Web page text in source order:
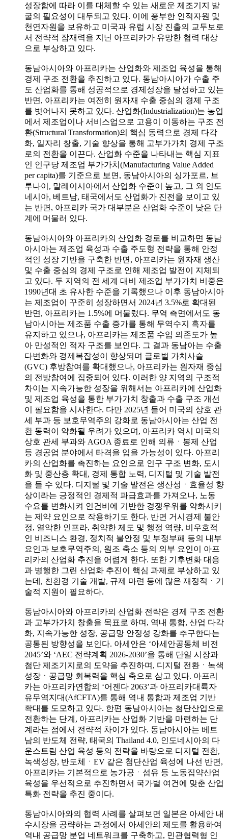
성장함에 따라 이를 대체할 수 있는 새로운 제조기지 발
굴의 필요성이 대두되고 있다. 이에 풍부한 인적자원 및
천연자원을 보유하고 미국과 유럽 시장 진출의 교두보로
서 전략적 잠재력을 지닌 아프리카가 유망한 협력 대상
으로 부상하고 있다.
동남아시아와 아프리카는 산업화와 제조업 육성을 통해
경제 구조 전환을 추진하고 있다. 동남아시아가 수출 주
도 산업화를 통해 성공적으로 경제성장을 달성하고 있는
반면, 아프리카는 여전히 원자재 수출 중심의 경제 구조
를 벗어나지 못하고 있다. 산업화(Industrialization)는 농업
에서 제조업이나 서비스업으로 고용이 이동하는 구조 전
환(Structural Transformation)의 핵심 동력으로 경제 다각
화, 일자리 창출, 기술 향상을 통해 고부가가치 경제 구조
로의 전환을 이끈다. 산업화 수준을 나타내는 핵심 지표
인 인구당 제조업 부가가치(Manufacturing Value Added
per capita)를 기준으로 보면, 동남아시아의 싱가포르, 브
루나이, 말레이시아에서 산업화 수준이 높고, 그 외 인도
네시아, 베트남, 태국에서도 산업화가 진전을 보이고 있
는 반면, 아프리카 국가 대부분은 산업화 수준이 낮은 단
계에 머물러 있다.
동남아시아와 아프리카의 산업화 경로를 비교하면 동남
아시아는 제조업 육성과 수출 주도형 전략을 통해 안정
적인 성장 기반을 구축한 반면, 아프리카는 원자재 생산
및 수출 중심의 경제 구조로 인해 제조업 발전이 지체되
고 있다. 두 지역의 전 세계 대비 제조업 부가가치 비중은
1990년대 초 유사한 수준을 기록했으나 이후 동남아시아
는 제조업이 꾸준히 성장하면서 2024년 3.5%로 확대된
반면, 아프리카는 1.5%에 머물렀다. 무역 측면에서도 동
남아시아는 제조품 수출 증가를 통해 무역수지 흑자를
유지하고 있으나, 아프리카는 제조품 수입 의존도가 높
아 만성적인 적자 구조를 보인다. 그 결과 동남아는 수출
다변화와 경제복잡성이 향상되며 글로벌 가치사슬
(GVC) 후방참여를 확대했으나, 아프리카는 원자재 중심
의 전방참여에 집중되어 있다. 이러한 양 지역의 구조적
차이는 지속가능한 성장을 위해서는 아프리카에 산업화
및 제조업 육성을 통한 부가가치 창출과 수출 구조 개선
이 필요함을 시사한다. 다만 2025년 들어 미국의 상호 관
세 부과 등 보호무역주의 강화로 동남아시아는 산업 전
환 동력이 약화될 우려가 있으며, 아프리카 역시 미국의
상호 관세 부과와 AGOA 종료로 인해 의류ㆍ봉제 산업
등 경공업 분야에서 타격을 입을 가능성이 있다. 아프리
카의 산업화를 촉진하는 요인으로 인구 구조 변화, 도시
화 및 중산층 확대, 경제 통합 노력, 디지털 및 기술 발전
을 들 수 있다. 디지털 및 기술 발전은 생산성ㆍ효율성 향
상이라는 긍정적인 경제적 파급효과를 가져오나, 노동
수요를 변화시켜 인건비에 기반한 경쟁우위를 약화시키
는 제약 요인으로 작용하기도 한다. 반면 거시경제 불안
정, 열악한 인프라, 취약한 제도 및 행정 역량, 비우호적
인 비즈니스 환경, 정치적 불안정 및 부정부패 등의 내부
요인과 보호무역주의, 원조 축소 등의 외부 요인이 아프
리카의 산업화 추진을 어렵게 한다. 또한 기후변화 대응
과 병행한 그린 산업화 추진이 핵심 과제로 부상하고 있
는데, 친환경 기술 개발, 규제 마련 등에 많은 재정적ㆍ기
술적 지원이 필요하다.
동남아시아와 아프리카의 산업화 전략은 경제 구조 전환
과 고부가가치 창출을 목표로 하며, 역내 통합, 산업 다각
화, 지속가능한 성장, 공급망 안정성 강화를 추구한다는
공통된 방향성을 보인다. 아세안은 ‘아세안공동체 비전
2045’와 ‘AEC 전략계획 2026-2030’을 통해 단일 시장과
첨단 제조기지로의 도약을 추진하며, 디지털 전환ㆍ녹색
성장ㆍ공급망 회복력을 핵심 축으로 삼고 있다. 아프리
카는 아프리카연합의 ‘어젠다 2063’과 아프리카대륙자
유무역지대(AfCFTA)를 통해 역내 통합과 제조업 기반
확대를 도모하고 있다. 한편 동남아시아는 첨단산업으로
전환하는 단계, 아프리카는 산업화 기반을 마련하는 단
계라는 점에서 전략적 차이가 있다. 동남아시아는 베트
남의 반도체 전략, 태국의 Thailand 4.0, 인도네시아의 다
운스트림 산업 육성 등의 전략을 바탕으로 디지털 전환,
녹색성장, 반도체ㆍEV 같은 첨단산업 육성에 나선 반면,
아프리카는 기본적으로 농가공ㆍ섬유 등 노동집약산업
육성을 우선적으로 추진하면서 국가별 여건에 맞춘 산업
특화 전략을 추진 중이다.
동남아시아와의 협력 사례를 살펴보면 일본은 아세안 내
수시장을 공략하는 과정에서 아세안의 제도를 활용하여
역내 공급망 분업 네트워크를 구축하고, 민관협력형 인